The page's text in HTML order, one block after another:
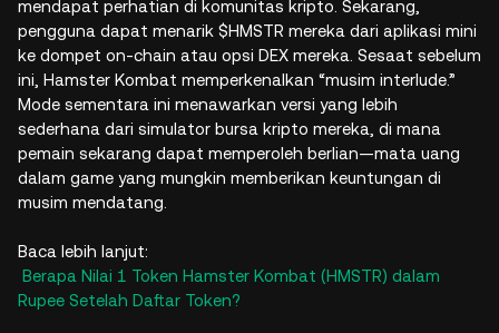
mendapat perhatian di komunitas kripto. Sekarang,
pengguna dapat menarik $HMSTR mereka dari aplikasi mini
ke dompet on-chain atau opsi DEX mereka. Sesaat sebelum
ini, Hamster Kombat memperkenalkan “musim interlude.”
Mode sementara ini menawarkan versi yang lebih
sederhana dari simulator bursa kripto mereka, di mana
pemain sekarang dapat memperoleh berlian—mata uang
dalam game yang mungkin memberikan keuntungan di
musim mendatang.
Baca lebih lanjut:
Berapa Nilai 1 Token Hamster Kombat (HMSTR) dalam
Rupee Setelah Daftar Token?